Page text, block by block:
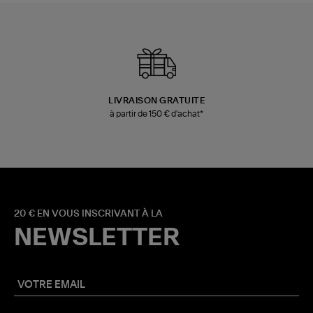
LIVRAISON GRATUITE
à partir de 150 € d'achat*
20 € EN VOUS INSCRIVANT À LA
NEWSLETTER